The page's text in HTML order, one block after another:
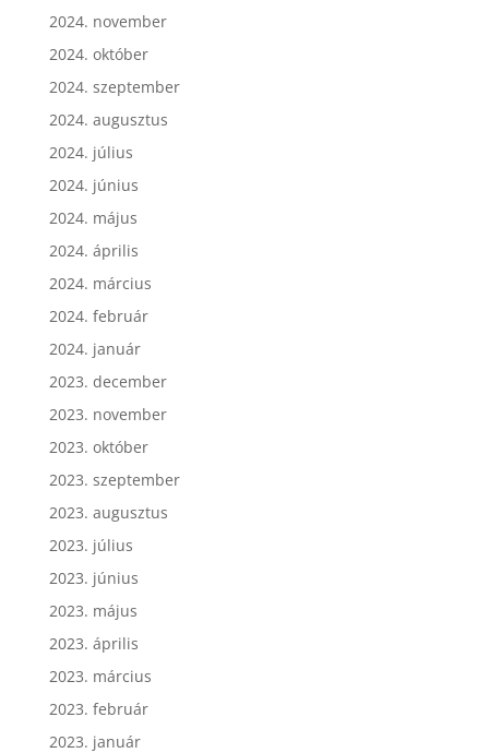
2024. november
2024. október
2024. szeptember
2024. augusztus
2024. július
2024. június
2024. május
2024. április
2024. március
2024. február
2024. január
2023. december
2023. november
2023. október
2023. szeptember
2023. augusztus
2023. július
2023. június
2023. május
2023. április
2023. március
2023. február
2023. január